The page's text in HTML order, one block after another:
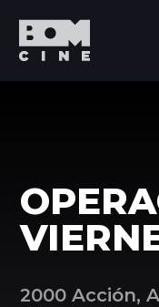
2000 Acción,